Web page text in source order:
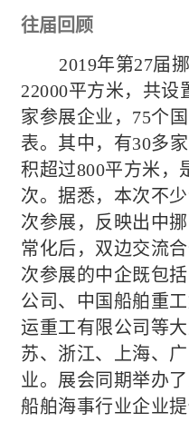
往届回顾
2019年第27届
22000平方米，共设
家参展企业，75个
表。其中，有30多
积超过800平方米，
次。据悉，本次不
次参展，反映出中
常化后，双边交流
次参展的中企既包
公司、中国船舶重
运重工有限公司等
苏、浙江、上海、
业。展会同期举办
船舶海事行业企业